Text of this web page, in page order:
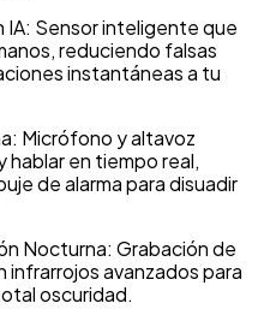
Sensor inteligente que
reduciendo falsas
instantáneas a tu
Micrófono y altavoz
hablar en tiempo real,
de alarma para disuadir
Nocturna: Grabación de
avanzados para
oscuridad.